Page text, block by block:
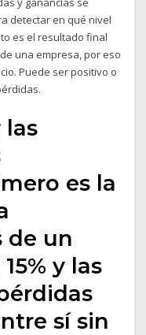
detectar en qué nivel
es el resultado final
una empresa, por eso
Puede ser positivo o
las
es la
de un
y las
sí sin